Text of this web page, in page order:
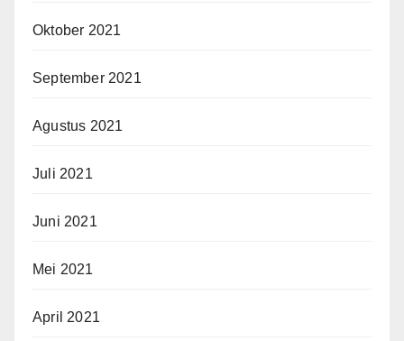
Oktober 2021
September 2021
Agustus 2021
Juli 2021
Juni 2021
Mei 2021
April 2021